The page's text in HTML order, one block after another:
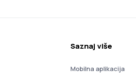
Saznaj više
Mobilna aplikacija